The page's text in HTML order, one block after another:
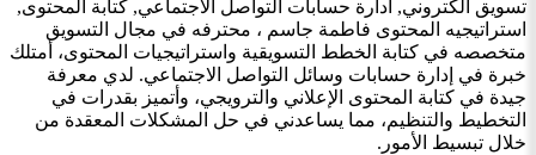
تسويق الكتروني, ادارة حسابات التواصل الاجتماعي, كتابة المحتوى,
استراتيجيه المحتوى فاطمة جاسم ، محترفه في مجال التسويق
متخصصه في كتابة الخطط التسويقية واستراتيجيات المحتوى، أمتلك
خبرة في إدارة حسابات وسائل التواصل الاجتماعي. لدي معرفة
جيدة في كتابة المحتوى الإعلاني والترويجي، وأتميز بقدرات في
التخطيط والتنظيم، مما يساعدني في حل المشكلات المعقدة من
خلال تبسيط الأمور.